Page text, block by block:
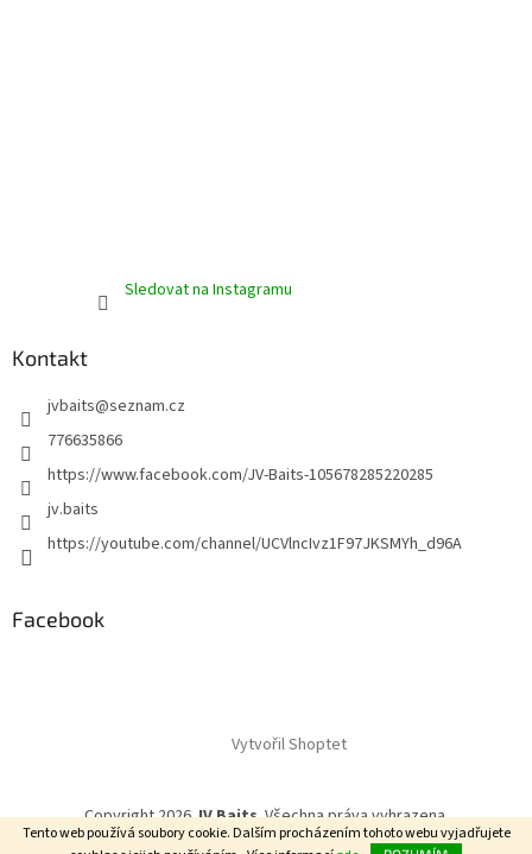
Tento web používá soubory cookie. Dalším procházením tohoto webu vyjadřujete
Sledovat na Instagramu
Kontakt
jvbaits@seznam.cz
776635866
https://www.facebook.com/JV-Baits-105678285220285
jv.baits
https://youtube.com/channel/UCVlncIvz1F97JKSMYh_d96A
Facebook
Vytvořil Shoptet
Copyright 2026JV Baits. Všechna práva vyhrazena.